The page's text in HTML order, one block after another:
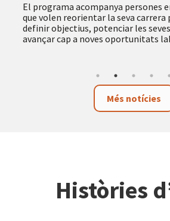
El programa acompanya persones
que volen reorientar la seva carrera
definir objectius, potenciar les
avançar cap a noves oportunitats
Més notícies
Històries